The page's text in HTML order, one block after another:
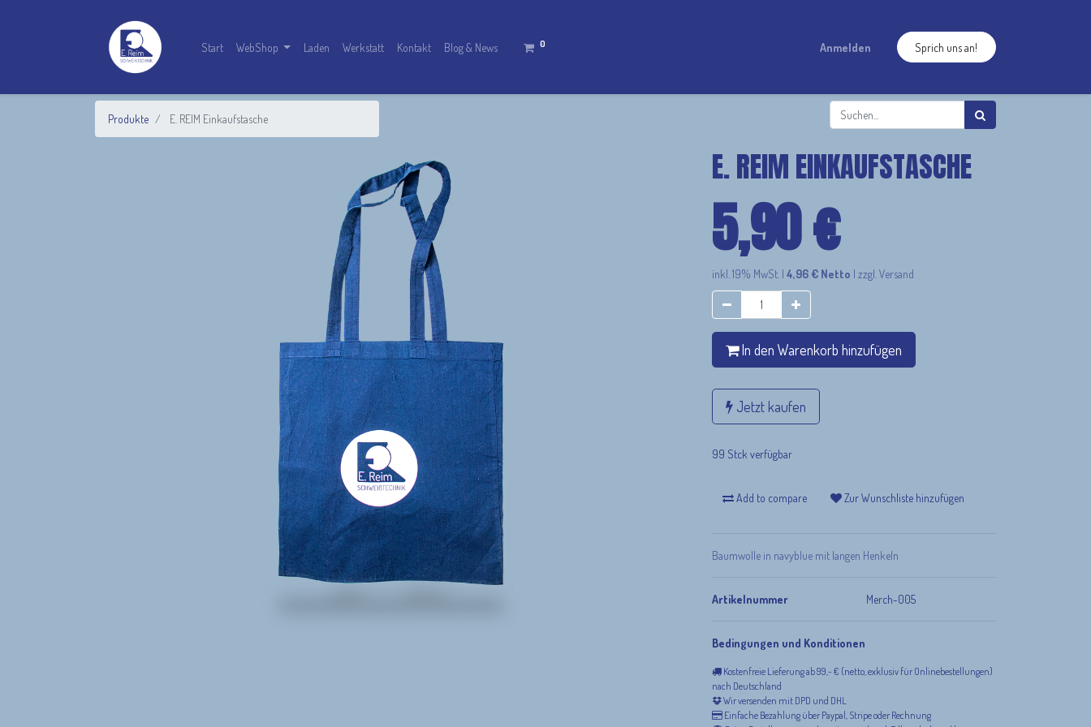
Start WebShop Laden Werkstatt Kontakt Blog & News 0 Anmelden Sprich uns an!
Produkte E. REIM Einkaufstasche
E. REIM EINKAUFSTASCHE
5,90€
inkl. 19% MwSt. | 4,96 € Netto | zzgl. Versand
In den Warenkorb hinzufügen
Jetzt kaufen
99 Stck verfügbar
Add to compare Zur Wunschliste hinzufügen
Baumwolle in navyblue mit langen Henkeln
Artikelnummer Merch-005
Bedingungen und Konditionen
Kostenfreie Lieferung ab 99,- € (netto, exklusiv für Onlinebestellungen)
nach Deutschland
Wir versenden mit DPD und DHL
Einfache Bezahlung über Paypal, Stripe oder Rechnung